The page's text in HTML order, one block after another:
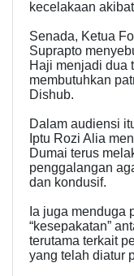
kecelakaan
Senada, Ketua
Suprapto
Haji menjadi dua
membutuhkan
Dishub.
Dalam audiensi
Iptu Rozi Alia
Dumai terus
penggalangan
dan kondusif.
Ia juga menduga
“kesepakatan”
terutama terkait
yang telah diatur